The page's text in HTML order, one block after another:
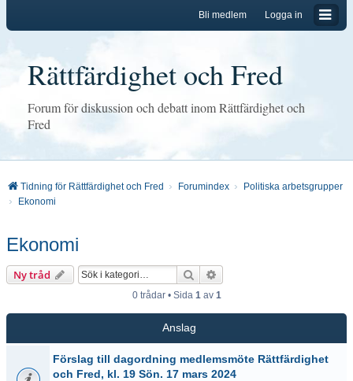
Logga in
Bli medlem
Rättfärdighet och Fred
Forum för diskussion och debatt inom Rättfärdighet och
Fred
Tidning för Rättfärdighet och Fred Forumindex
Politiska arbetsgrupper
Ekonomi
Ekonomi
Ny tråd Sök
0 trådar • Sida 1av 1
Anslag
Förslag till dagordning medlemsmöte Rättfärdighet
och Fred, kl. 19 Sön. 17 mars 2024